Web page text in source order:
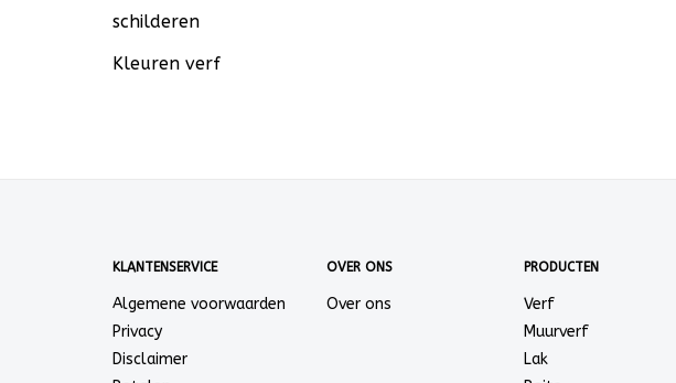
schilderen
Kleuren verf
KLANTENSERVICE
Algemene voorwaarden
Privacy
Disclaimer
OVER ONS
Over ons
PRODUCTEN
Verf
Muurverf
Lak